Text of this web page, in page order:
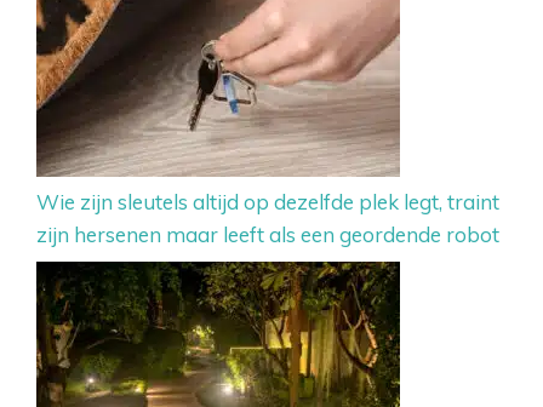
Wie zijn sleutels altijd op dezelfde plek legt, traint
zijn hersenen maar leeft als een geordende robot